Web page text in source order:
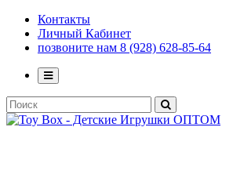
Контакты
Личный Кабинет
позвоните нам 8 (928) 628-85-64